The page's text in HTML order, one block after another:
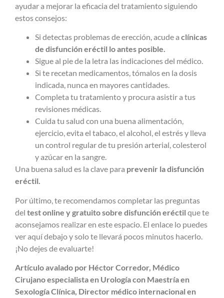
ayudar a mejorar la eficacia del tratamiento siguiendo
estos consejos:
Si detectas problemas de erección, acude a clínicas
de disfunción eréctil lo antes posible.
Sigue al pie de la letra las indicaciones del médico.
Si te recetan medicamentos, tómalos en la dosis
indicada, nunca en mayores cantidades.
Completa tu tratamiento y procura asistir a tus
revisiones médicas.
Cuida tu salud con una buena alimentación,
ejercicio, evita el tabaco, el alcohol, el estrés y lleva
un control regular de tu presión arterial, colesterol
y azúcar en la sangre.
Una buena salud es la clave para prevenir la disfunción
eréctil.
Por último, te recomendamos completar las preguntas
del test online y gratuito sobre disfunción eréctil que te
aconsejamos realizar en este espacio. El enlace lo puedes
ver aquí debajo y solo te llevará pocos minutos hacerlo.
¡No dejes de evaluarte!
Artículo avalado por Héctor Corredor, Médico
Cirujano especialista en Urología con Maestría en
Sexología Clínica, Director médico internacional en